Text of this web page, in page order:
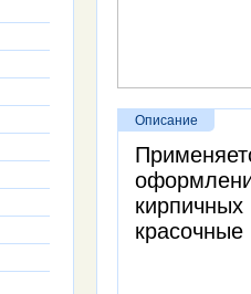
Описание
кирпичных